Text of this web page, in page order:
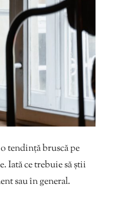
tendință bruscă pe
Iată ce trebuie să știi
sau în general.